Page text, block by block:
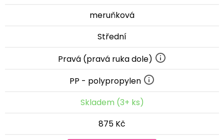
meruňková
Střední
Pravá (pravá ruka dole)
PP - polypropylen
Skladem (3+ ks)
875 Kč